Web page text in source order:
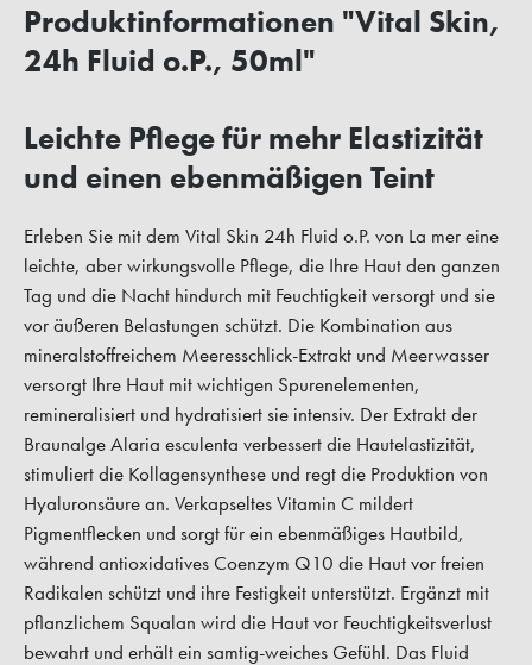
Produktinformationen "Vital Skin,
24h Fluid o.P., 50ml"
Leichte Pflege für mehr Elastizität
und einen ebenmäßigen Teint
Erleben Sie mit dem Vital Skin 24h Fluid o.P. von La mer eine
leichte, aber wirkungsvolle Pflege, die Ihre Haut den ganzen
Tag und die Nacht hindurch mit Feuchtigkeit versorgt und sie
vor äußeren Belastungen schützt. Die Kombination aus
mineralstoffreichem Meeresschlick-Extrakt und Meerwasser
versorgt Ihre Haut mit wichtigen Spurenelementen,
remineralisiert und hydratisiert sie intensiv. Der Extrakt der
Braunalge Alaria esculenta verbessert die Hautelastizität,
stimuliert die Kollagensynthese und regt die Produktion von
Hyaluronsäure an. Verkapseltes Vitamin C mildert
Pigmentflecken und sorgt für ein ebenmäßiges Hautbild,
während antioxidatives Coenzym Q10 die Haut vor freien
Radikalen schützt und ihre Festigkeit unterstützt. Ergänzt mit
pflanzlichem Squalan wird die Haut vor Feuchtigkeitsverlust
bewahrt und erhält ein samtig-weiches Gefühl. Das Fluid